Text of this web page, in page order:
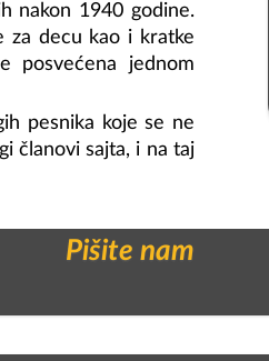
nakon 1940 godine.
za decu kao i kratke
posvećena jednom
pesnika koje se ne
članovi sajta, i na taj
Pišite nam